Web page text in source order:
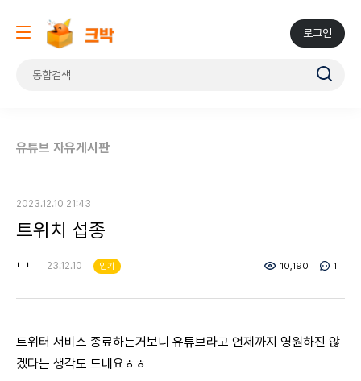
로그인
유튜브 자유게시판
2023.12.10 21:43
트위치 섭종
ㄴㄴ 23.12.10 인기 10,190 1
트위터 서비스 종료하는거보니 유튜브라고 언제까지 영원하진 않
겠다는 생각도 드네요ㅎㅎ